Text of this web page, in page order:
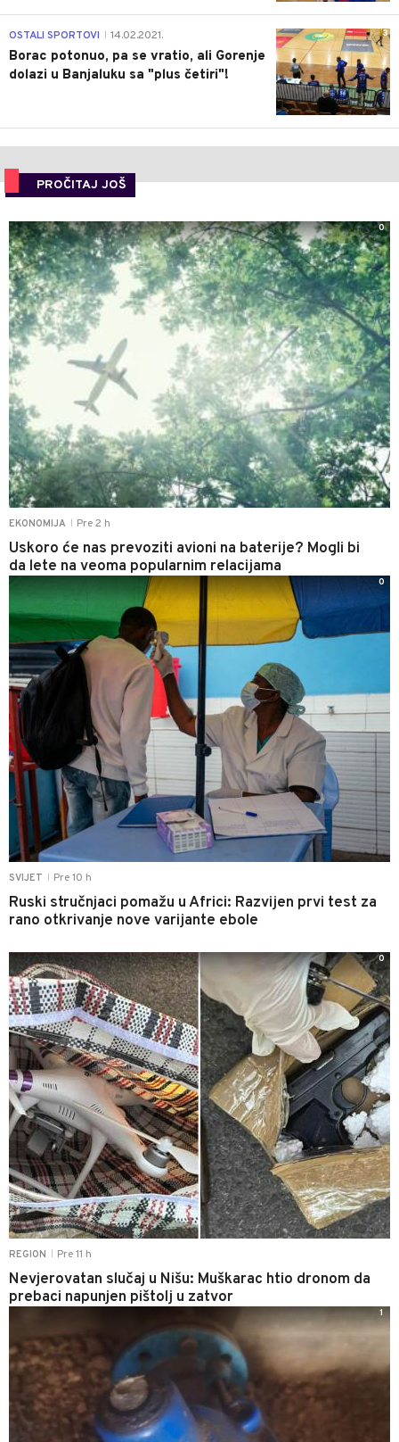
3
OSTALI SPORTOVI 14.02.2021.
Borac potonuo, pa se vratio, ali Gorenje
dolazi u Banjaluku sa "plus četiri"!
PROČITAJ JOŠ
EKONOMIJA Pre 2 h
Uskoro će nas prevoziti avioni na baterije? Mogli bi
da lete na veoma popularnim relacijama
0
SVIJET Pre 10 h
Ruski stručnjaci pomažu u Africi: Razvijen prvi test za
rano otkrivanje nove varijante ebole
0
REGION Pre 11 h
Nevjerovatan slučaj u Nišu: Muškarac htio dronom da
prebaci napunjen pištolj u zatvor
0
1